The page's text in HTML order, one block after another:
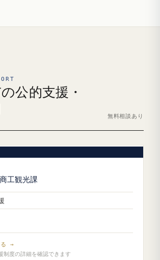
公的支援・
無料相談あり
工観光課
る →
制度の詳細を確認できます